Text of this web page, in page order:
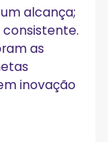
alcança;
as
inovação